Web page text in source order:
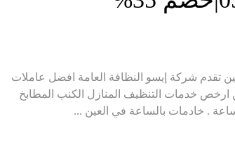
تقدم شركة إيسو النظافة العامة افضل عاملات
ارخص خدمات التنظيف المنازل الكنب المطابخ
. خادمات بالساعة في العين ...